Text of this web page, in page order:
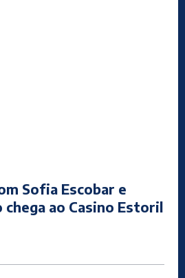
Sofia Escobar e
ao Casino Estoril